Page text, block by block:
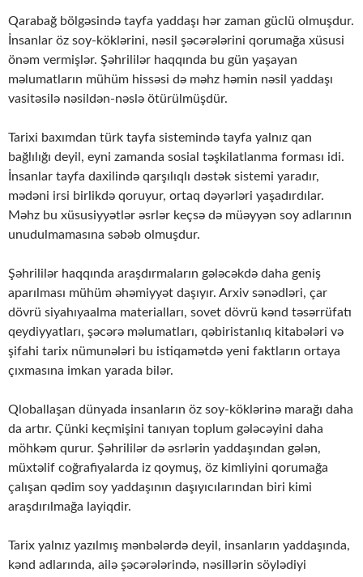
Qarabağ bölgəsində tayfa yaddaşı hər zaman güclü olmuşdur.
İnsanlar öz soy-köklərini, nəsil şəcərələrini qorumağa xüsusi
önəm vermişlər. Şəhrililər haqqında bu gün yaşayan
məlumatların mühüm hissəsi də məhz həmin nəsil yaddaşı
vasitəsilə nəsildən-nəslə ötürülmüşdür.
Tarixi baxımdan türk tayfa sistemində tayfa yalnız qan
bağlılığı deyil, eyni zamanda sosial təşkilatlanma forması idi.
İnsanlar tayfa daxilində qarşılıqlı dəstək sistemi yaradır,
mədəni irsi birlikdə qoruyur, ortaq dəyərləri yaşadırdılar.
Məhz bu xüsusiyyətlər əsrlər keçsə də müəyyən soy adlarının
unudulmamasına səbəb olmuşdur.
Şəhrililər haqqında araşdırmaların gələcəkdə daha geniş
aparılması mühüm əhəmiyyət daşıyır. Arxiv sənədləri, çar
dövrü siyahıyaalma materialları, sovet dövrü kənd təsərrüfatı
qeydiyyatları, şəcərə məlumatları, qəbiristanlıq kitabələri və
şifahi tarix nümunələri bu istiqamətdə yeni faktların ortaya
çıxmasına imkan yarada bilər.
Qloballaşan dünyada insanların öz soy-köklərinə marağı daha
da artır. Çünki keçmişini tanıyan toplum gələcəyini daha
möhkəm qurur. Şəhrililər də əsrlərin yaddaşından gələn,
müxtəlif coğrafiyalarda iz qoymuş, öz kimliyini qorumağa
çalışan qədim soy yaddaşının daşıyıcılarından biri kimi
araşdırılmağa layiqdir.
Tarix yalnız yazılmış mənbələrdə deyil, insanların yaddaşında,
kənd adlarında, ailə şəcərələrində, nəsillərin söylədiyi